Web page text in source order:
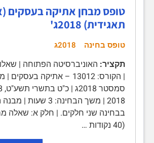
טופס מבחן אתיקה בעסקים
תאגידית) 2018ג'
טופס בחינה 2018ג
תקציר: האוניברסיטה הפתוחה |
2018 | משך הבחינה: 3
בבחינה שני חלקים. | חלק א: שאלה
(40 נקודות …